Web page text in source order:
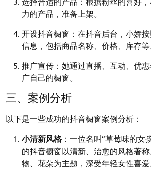
力的产品，准备上架。
开设抖音橱窗：在抖音后台，小娇
信息，包括商品名称、价格、库存等
推广宣传：她通过直播、互动、优
广自己的橱窗。
三、案例分析
以下是一些成功的抖音橱窗案例分析：
小清新风格：一位名叫“草莓味的女
的抖音橱窗以清新、治愈的风格著
物、花朵为主题，深受年轻女性喜爱